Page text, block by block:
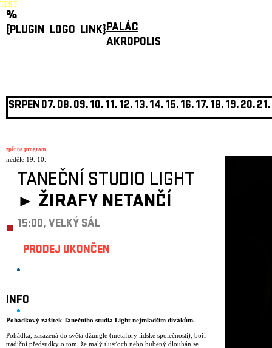
TEST
%
{PLUGIN_LOGO_LINK}PALÁC
AKROPOLIS
SRPEN07.08.09.10.11.12.13.14.15.16.17.18.19.20.21.
zpět na program
neděle 19. 10.
TANEČNÍ STUDIO LIGHT
► ŽIRAFY NETANČÍ
15:00, VELKÝ SÁL
PRODEJ UKONČEN
INFO
Pohádkový zážitek Tanečního studia Light nejmladším divákům.
Pohádka, zasazená do světa džungle (metafory lidské společnosti), boří
tradiční předsudky o tom, že malý tlusťoch nebo hubený dlouhán se